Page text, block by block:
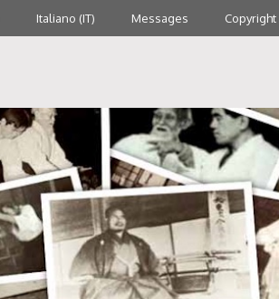
Italiano (IT) Messages Copyright